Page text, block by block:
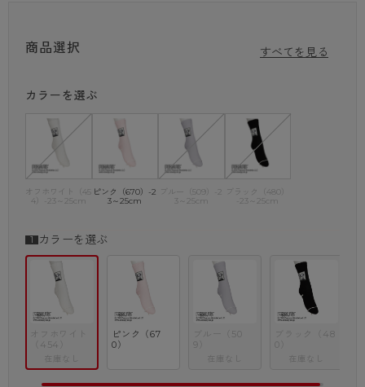
・コミック柄(透け感あり)
PEANUTS （ピーナッツ）
アメリカの漫画家チャールズ M.シュルツが1950年から描き始めた
コミック「PEANUTS （ピーナッツ）」。
主人公であるチャーリー・ブラウン少年の飼っているビーグル犬の
「SNOOPY/スヌーピー」は、その愛らしさから幅広い年齢層に人
※商品画像はできる限り実物の色に近づけるよう調整しておりますが、
ご覧になる環境（PCのモニタ設定やスマホ画面シール等）により
実物と色味が異なる場合がございます。
商品選択 すべてを見る
カラーを選ぶ
オフホワイト（45
4）-23～25cm
ピンク（670）-2
3～25cm
ブルー（509）-2
3～25cm
ブラック（480）
-23～25cm
カラーを選ぶ
オフホワイト
（454）
在庫なし
ピンク（67
0）
ブルー（50
9）
在庫なし
ブラック（48
在庫なし